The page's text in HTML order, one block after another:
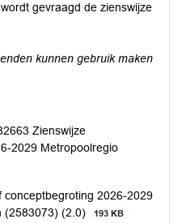
gevraagd de zienswijze
kunnen gebruik maken
Zienswijze
2029 Metropoolregio
conceptbegroting 2026-2029
(2583073) (2.0)
193 KB